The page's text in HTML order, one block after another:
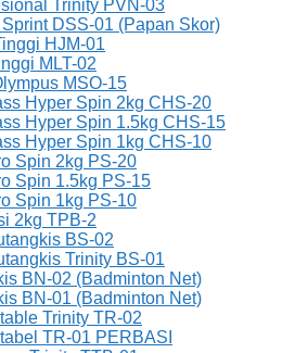
Trinity PVN-03
DSS-01 (Papan Skor)
HJM-01
MLT-02
MSO-15
Hyper Spin 2kg CHS-20
Hyper Spin 1.5kg CHS-15
Hyper Spin 1kg CHS-10
Spin 2kg PS-20
Spin 1.5kg PS-15
Spin 1kg PS-10
2kg TPB-2
BS-02
Trinity BS-01
BN-02 (Badminton Net)
BN-01 (Badminton Net)
Trinity TR-02
TR-01 PERBASI